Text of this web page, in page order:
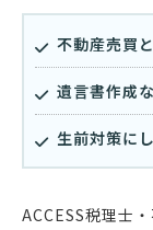
不動産売買
遺言書作成
生前対策に
ACCESS税理士